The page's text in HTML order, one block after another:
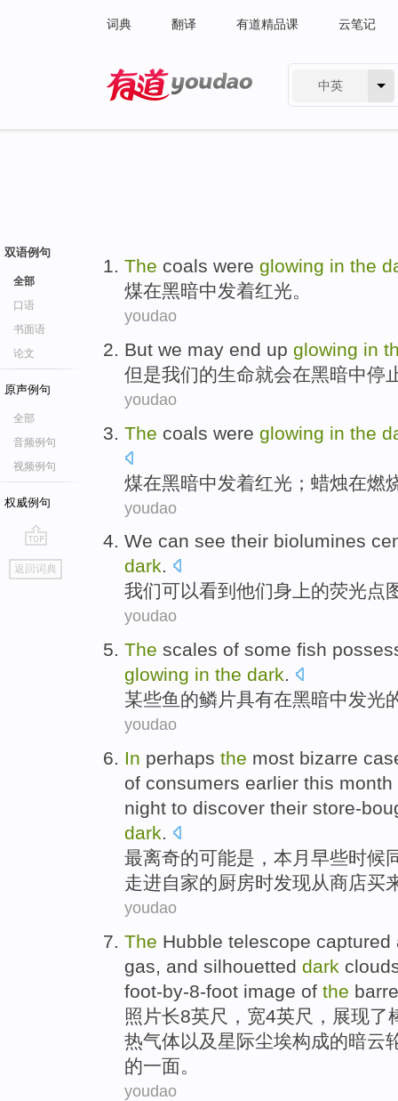
词典 翻译 有道精品课 云笔记
中英
双语例句
全部
口语
书面语
论文
原声例句
全部
音频例句
视频例句
权威例句
go
top
返回词典
The coals were glowing in the
煤在黑暗中发着红光。
youdao
But we may end up glowing in
但是我们的生命就会在黑暗中停
youdao
The coals were glowing in the
煤在黑暗中发着红光； 蜡烛在燃
youdao
We can see their biolumines
dark.
我们可以看到 他们身上的荧光点
youdao
The scales of some fish
glowing in the dark.
某些鱼 的鳞片具有在黑暗中发光
youdao
In perhaps the most bizarre
of consumers earlier this month
night to discover their store-
dark.
最离奇的可能是 ， 本月 早些时候
走进自家的厨房时发现从商店买
youdao
The Hubble telescope
gas, and silhouetted dark
foot-by-8-foot image of the
照片长8英尺，宽4英尺， 展现了
热气体以及星际尘埃构成的暗云
的一面。
youdao